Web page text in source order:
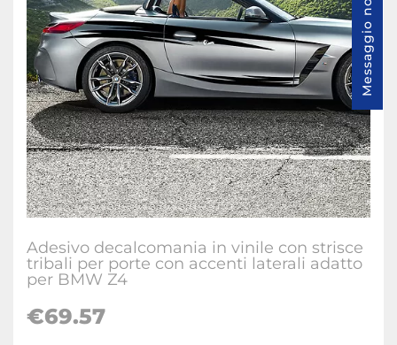
Adesivo decalcomania in vinile con strisce
tribali per porte con accenti laterali adatto
per BMW Z4
€69.57
Messaggio noi